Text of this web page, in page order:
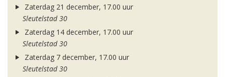
Zaterdag 21 december, 17.00 uur
Sleutelstad 30
Zaterdag 14 december, 17.00 uur
Sleutelstad 30
Zaterdag 7 december, 17.00 uur
Sleutelstad 30